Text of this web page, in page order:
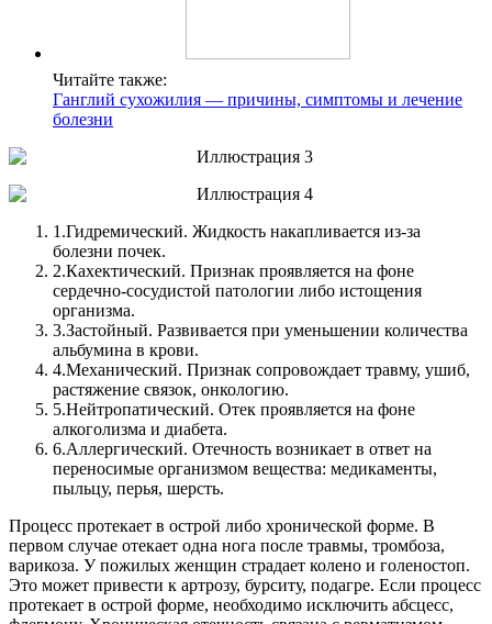
Читайте также:
Ганглий сухожилия — причины, симптомы и лечение
болезни
1.Гидремический. Жидкость накапливается из-за
болезни почек.
2.Кахектический. Признак проявляется на фоне
сердечно-сосудистой патологии либо истощения
организма.
3.Застойный. Развивается при уменьшении количества
альбумина в крови.
4.Механический. Признак сопровождает травму, ушиб,
растяжение связок, онкологию.
5.Нейтропатический. Отек проявляется на фоне
алкоголизма и диабета.
6.Аллергический. Отечность возникает в ответ на
переносимые организмом вещества: медикаменты,
пыльцу, перья, шерсть.
Процесс протекает в острой либо хронической форме. В
первом случае отекает одна нога после травмы, тромбоза,
варикоза. У пожилых женщин страдает колено и голеностоп.
Это может привести к артрозу, бурситу, подагре. Если процесс
протекает в острой форме, необходимо исключить абсцесс,